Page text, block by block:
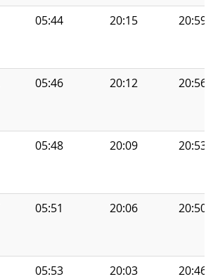
05:44 20:15 20:59
05:46 20:12 20:56
05:48 20:09 20:53
05:51 20:06 20:50
05:53 20:03 20:46